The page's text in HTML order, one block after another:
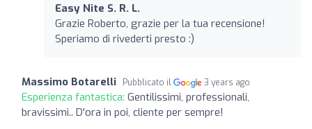
Easy Nite S. R. L.
Grazie Roberto, grazie per la tua recensione!
Speriamo di rivederti presto :)
Massimo Botarelli Pubblicato il 3 years ago
Esperienza fantastica: Gentilissimi, professionali,
bravissimi.. D'ora in poi, cliente per sempre!